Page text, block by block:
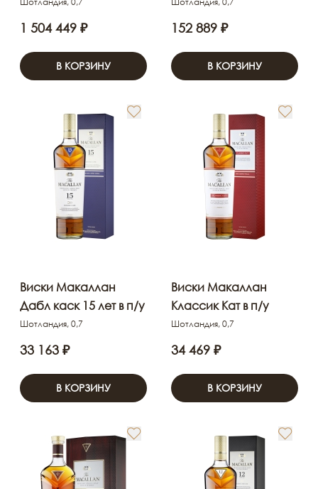
1 504 449 ₽
В КОРЗИНУ
152 889 ₽
В КОРЗИНУ
Виски Макаллан
Дабл каск 15 лет в п/у
Шотландия, 0,7
33 163 ₽
В КОРЗИНУ
Виски Макаллан
Классик Кат в п/у
Шотландия, 0,7
34 469 ₽
В КОРЗИНУ